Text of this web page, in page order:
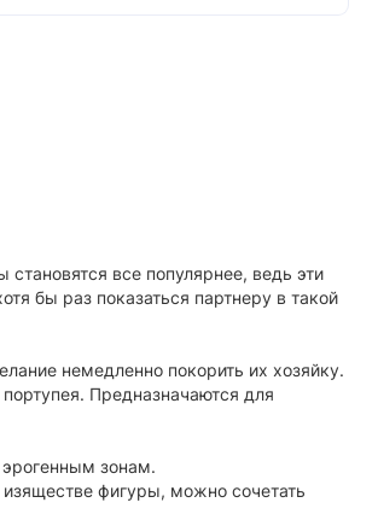
все популярнее, ведь эти
бы раз показаться партнеру в такой
немедленно покорить их хозяйку.
Предназначаются для
зонам.
фигуры, можно сочетать